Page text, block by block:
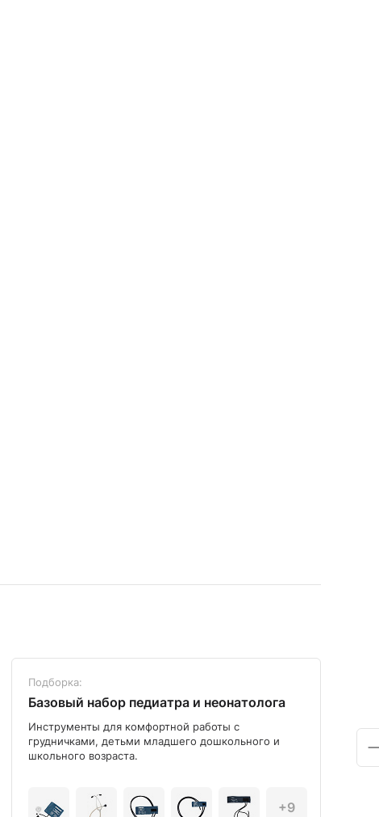
Подборка:
Базовый набор педиатра и неонатолога
Инструменты для комфортной работы с
грудничками, детьми младшего дошкольного и
школьного возраста.
+9